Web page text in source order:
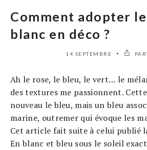
Comment adopter
blanc en déco ?
14 SEPTEMBRE
Ah le rose, le bleu, le vert… le
des textures me passionnent.
nouveau le bleu, mais un bleu
marine, outremer qui évoque les
Cet article fait suite à celui publié
En blanc et bleu sous le soleil